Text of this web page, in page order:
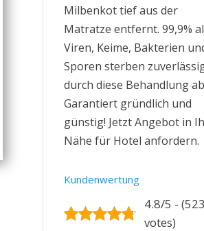
Milbenkot tief aus der
Matratze entfernt. 99,9%
Viren, Keime, Bakterien
Sporen sterben
durch diese Behandlung
Garantiert gründlich und
günstig! Jetzt Angebot in
Nähe für Hotel anfordern.
Kundenwertung
4.8/5 - (523
votes)